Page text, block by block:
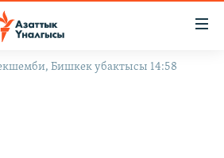
Бишкек убактысы 14:58